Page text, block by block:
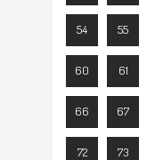
54 55
60 61
66 67
72 73